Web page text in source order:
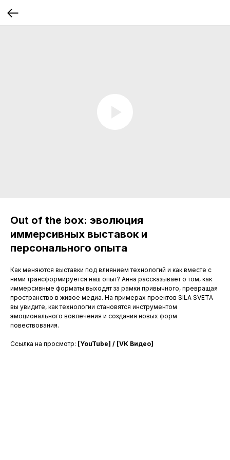
Out of the box: эволюция
иммерсивных выставок и
персонального опыта
Как меняются выставки под влиянием технологий и как вместе с
ними трансформируется наш опыт? Анна рассказывает о том, как
иммерсивные форматы выходят за рамки привычного, превращая
пространство в живое медиа. На примерах проектов SILA SVETA
вы увидите, как технологии становятся инструментом
эмоционального вовлечения и создания новых форм
повествования.
Ссылка на просмотр: [YouTube] / [VK Видео]